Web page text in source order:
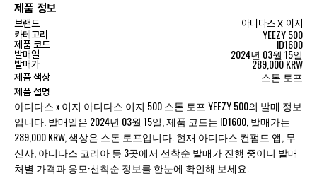
제품 정보
브랜드 아디다스x 이지
카테고리
YEEZY 500
제품 코드 ID1600
발매일 2024년 03월 15일
발매가 289,000 KRW
제품 색상 스톤 토프
제품 설명
아디다스 x 이지 아디다스 이지 500 스톤 토프 YEEZY 500의 발매 정보
입니다. 발매일은 2024년 03월 15일, 제품 코드는 ID1600, 발매가는
289,000 KRW, 색상은 스톤 토프입니다. 현재 아디다스 컨펌드 앱, 무
신사, 아디다스 코리아 등 3곳에서 선착순 발매가 진행 중이니 발매
처별 가격과 응모·선착순 정보를 한눈에 확인해 보세요.